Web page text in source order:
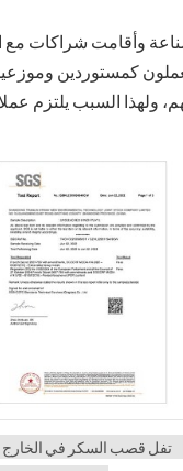
تفل قصب السكر في الخارج